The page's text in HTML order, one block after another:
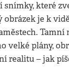
které
obrázek je k
Tamní
velké plány,
realitu – jak